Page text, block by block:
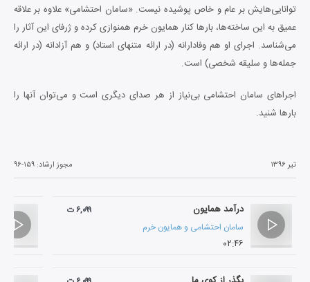
توانایی‌هایش بر عام و خاص پوشیده نیست. «سامان احتشامی» علاوه بر علاقه
عمیق به این ساخته‌ها، بارها کنار همایون خرم همنوازی کرده و ژرفای این آثار را
می‌شناسد. اجرای او هم وفادارانه (در ارائه متنهای استاد) و هم آزادانه (در ارائه
جمله‌ها و سلیقه شخصی) است.
اجراهای سامان احتشامی بی‌نیاز از هر صدای دیگری است و می‌توان آنها را
بارها شنید.
تیر ۱۳۹۶ مجوز ارشاد: ۹۶-۱۵۹
درآمد همایون
سامان احتشامی و همایون خرم
۰۲:۴۶
۶,۰۹۹ ت